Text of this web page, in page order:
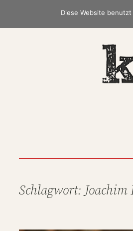
Inhalt
Schlagwort: Joachim
Diese Website